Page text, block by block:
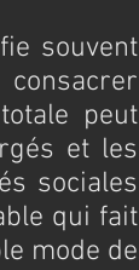
souvent
peut
et les
sociales
qui fait
mode de